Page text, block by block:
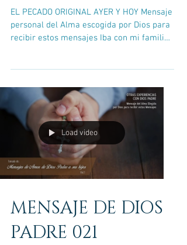
EL PECADO ORIGINAL AYER Y HOY Mensaje
personal del Alma escogida por Dios para
recibir estos mensajes Iba con mi familia
Load video
MENSAJE DE DIOS
PADRE 021